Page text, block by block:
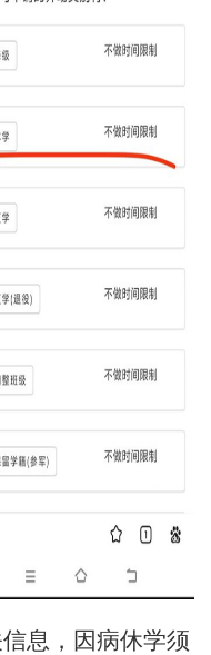
息，因病休学须